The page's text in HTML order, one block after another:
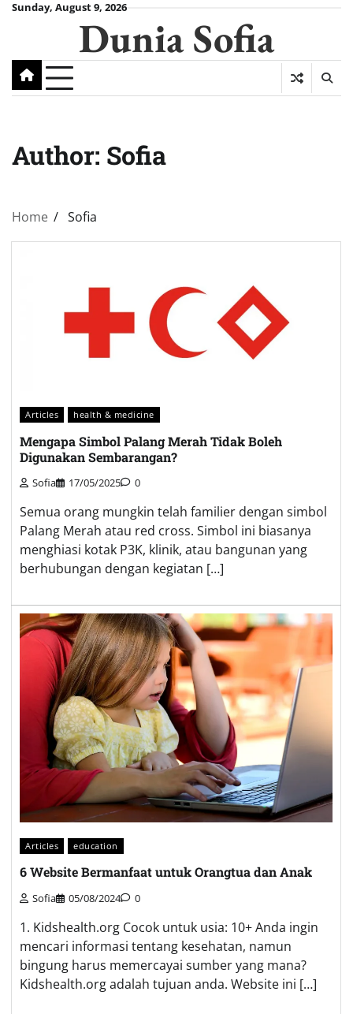
SkipSunday, August 9, 2026
Dunia Sofia
Author: Sofia
Home Sofia
Articles health & medicine
Mengapa Simbol Palang Merah Tidak Boleh
Digunakan Sembarangan?
Sofia 17/05/2025 0
Semua orang mungkin telah familier dengan simbol
Palang Merah atau red cross. Simbol ini biasanya
menghiasi kotak P3K, klinik, atau bangunan yang
berhubungan dengan kegiatan […]
Articles education
6 Website Bermanfaat untuk Orangtua dan Anak
Sofia 05/08/2024 0
1. Kidshealth.org Cocok untuk usia: 10+ Anda ingin
mencari informasi tentang kesehatan, namun
bingung harus memercayai sumber yang mana?
Kidshealth.org adalah tujuan anda. Website ini […]